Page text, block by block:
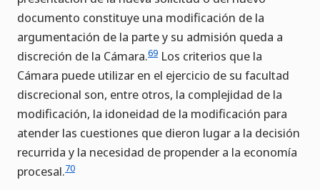
documento constituye una modificación de la
argumentación de la parte y su admisión queda a
discreción de la Cámara.69 Los criterios que la
Cámara puede utilizar en el ejercicio de su facultad
discrecional son, entre otros, la complejidad de la
modificación, la idoneidad de la modificación para
atender las cuestiones que dieron lugar a la decisión
recurrida y la necesidad de propender a la economía
procesal.70